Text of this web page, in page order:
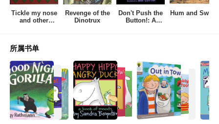
Tickle my nose
and other
Revenge of the
Dinotrux
Don't Push the
Button!: A
Hum and Swish
所属书单